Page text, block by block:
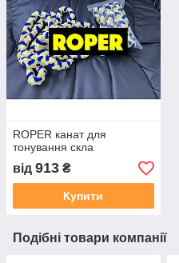
ROPER канат для
тонування скла
від 913 ₴
Купити
Подібні товари компанії